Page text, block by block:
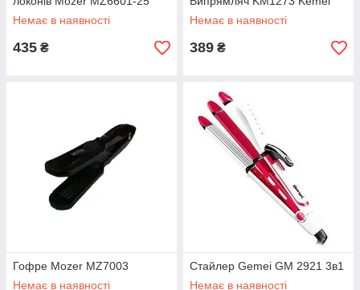
Немає в наявності
435 ₴
Немає в наявності
389 ₴
Гофре Mozer MZ7003
Немає в наявності
Стайлер Gemei GM 2921 3в1
Немає в наявності